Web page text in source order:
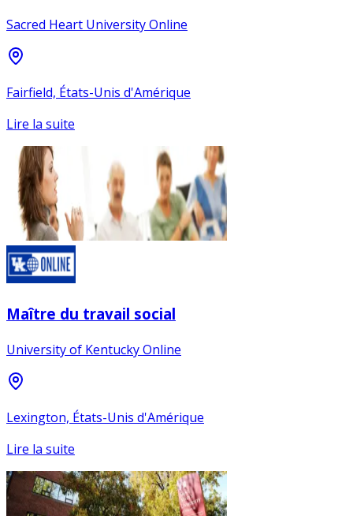
Sacred Heart University Online
Fairfield, États-Unis d'Amérique
Lire la suite
Maître du travail social
University of Kentucky Online
Lexington, États-Unis d'Amérique
Lire la suite